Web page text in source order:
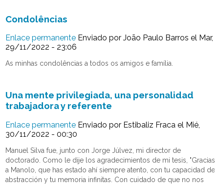
Condolências
Enlace permanente Enviado porJoão Paulo Barros el Mar,
29/11/2022 - 23:06
As minhas condolências a todos os amigos e família.
Una mente privilegiada, una personalidad
trabajadora y referente
Enlace permanente Enviado por Estibaliz Fraca el Mié,
30/11/2022 - 00:30
Manuel Silva fue, junto con Jorge Júlvez, mi director de
doctorado. Como le dije los agradecimientos de mi tesis, "Gracias
a Manolo, que has estado ahí siempre atento, con tu capacidad de
abstracción y tu memoria infinitas. Con cuidado de que no nos